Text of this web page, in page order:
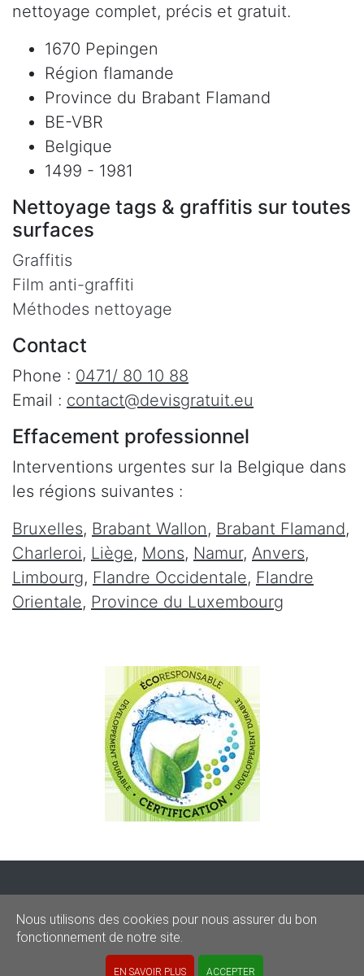
nettoyage complet, précis et gratuit.
1670 Pepingen
Région flamande
Province du Brabant Flamand
BE-VBR
Belgique
1499 - 1981
Nettoyage tags & graffitis sur toutes
surfaces
Graffitis
Film anti-graffiti
Méthodes nettoyage
Contact
Phone : 0471/ 80 10 88
Email : contact@devisgratuit.eu
Effacement professionnel
Interventions urgentes sur la Belgique dans
les régions suivantes :
Bruxelles, Brabant Wallon, Brabant Flamand,
Charleroi, Liège, Mons, Namur, Anvers,
Limbourg, Flandre Occidentale, Flandre
Orientale, Province du Luxembourg
© 2020–2026sos-graffitis.be
Nous utilisons des cookies pour nous assurer du bon
fonctionnement de notre site.
EN SAVOIR PLUS ACCEPTER